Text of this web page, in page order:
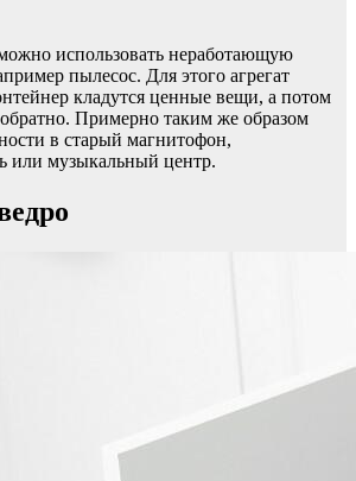
использовать неработающую
пылесос. Для этого агрегат
кладутся ценные вещи, а потом
Примерно таким же образом
в старый магнитофон,
или музыкальный центр.